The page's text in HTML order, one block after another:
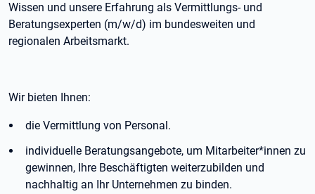
Wissen und unsere Erfahrung als Vermittlungs- und
Beratungsexperten (m/w/d) im bundesweiten und
regionalen Arbeitsmarkt.
Wir bieten Ihnen:
die Vermittlung von Personal.
individuelle Beratungsangebote, um Mitarbeiter*innen zu
gewinnen, Ihre Beschäftigten weiterzubilden und
nachhaltig an Ihr Unternehmen zu binden.